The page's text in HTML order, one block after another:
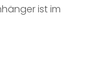
ist im